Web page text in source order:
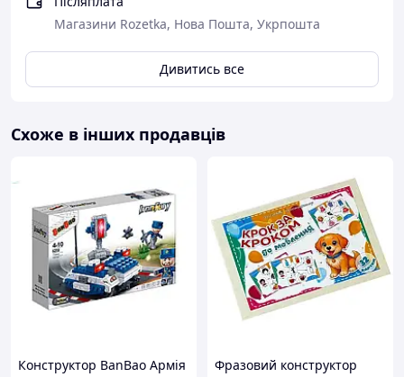
Магазини Rozetka, Нова Пошта, Укрпошта
Дивитись все
Схоже в інших продавців
Конструктор BanBao Армія
Фразовий конструктор